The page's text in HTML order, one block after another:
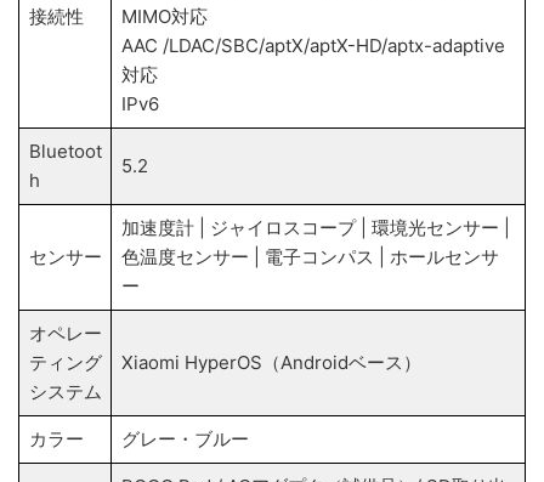
接続性
MIMO対応
AAC /LDAC/SBC/aptX/aptX-HD/aptx-adaptive
対応
IPv6
Bluetoot
h
5.2
センサー
加速度計 | ジャイロスコープ | 環境光センサー |
色温度センサー | 電子コンパス | ホールセンサ
ー
オペレー
ティング
システム
Xiaomi HyperOS（Androidベース）
カラー グレー・ブルー